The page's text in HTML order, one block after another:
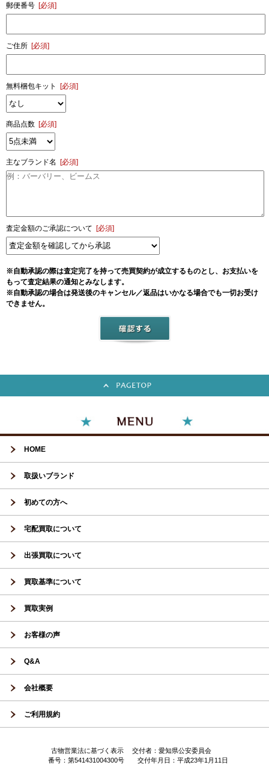
郵便番号 [必須]
ご住所 [必須]
無料梱包キット [必須]
商品点数 [必須]
主なブランド名 [必須]
査定金額のご承認について [必須]
※自動承認の際は査定完了を持って売買契約が成立するものとし、お支払いを
もって査定結果の通知とみなします。
※自動承認の場合は発送後のキャンセル／返品はいかなる場合でも一切お受け
できません。
HOME
取扱いブランド
初めての方へ
宅配買取について
出張買取について
買取基準について
買取実例
お客様の声
Q&A
会社概要
ご利用規約
古物営業法に基づく表示 交付者：愛知県公安委員会
番号：第541431004300号 交付年月日：平成23年1月11日